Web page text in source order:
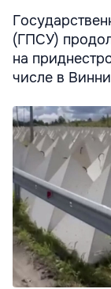
(ГПСУ)
на
числе в